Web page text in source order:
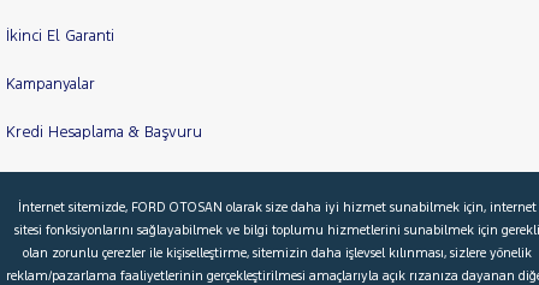
İkinci El Garanti
Kampanyalar
Kredi Hesaplama & Başvuru
© 2026 Ford Türkiye Ford Kurumsal Hakkımızda
Şartlar & Kişisel Verilerin Korunması S.S.S. Faydalı Bağlantılar
İnternet sitemizde, FORD OTOSAN olarak size daha iyi hizmet sunabilmek için, internet
sitesi fonksiyonlarını sağlayabilmek ve bilgi toplumu hizmetlerini sunabilmek için gerekli
olan zorunlu çerezler ile kişiselleştirme, sitemizin daha işlevsel kılınması, sizlere yönelik
reklam/pazarlama faaliyetlerinin gerçekleştirilmesi amaçlarıyla açık rızanıza dayanan